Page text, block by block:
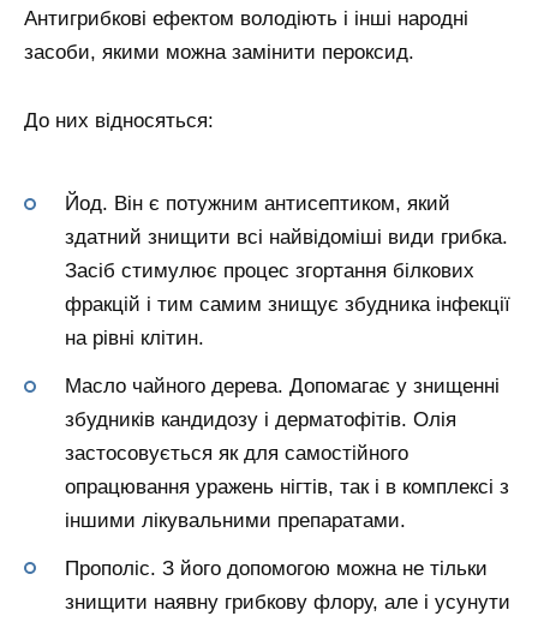
Антигрибкові ефектом володіють і інші народні
засоби, якими можна замінити пероксид.
До них відносяться:
Йод. Він є потужним антисептиком, який
здатний знищити всі найвідоміші види грибка.
Засіб стимулює процес згортання білкових
фракцій і тим самим знищує збудника інфекції
на рівні клітин.
Масло чайного дерева. Допомагає у знищенні
збудників кандидозу і дерматофітів. Олія
застосовується як для самостійного
опрацювання уражень нігтів, так і в комплексі з
іншими лікувальними препаратами.
Прополіс. З його допомогою можна не тільки
знищити наявну грибкову флору, але і усунути